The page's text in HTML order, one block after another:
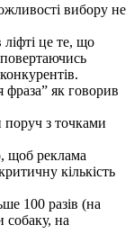
вибору не
це те, що
фраза” як говорив
поруч з точками
щоб реклама
кількість
100 разів (на
собаку, на